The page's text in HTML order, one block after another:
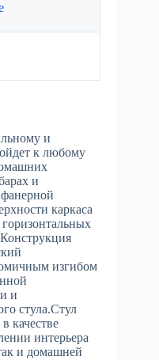
и
к любому
и
каркаса
изгибом
и
стула.Стул
качестве
интерьера
и домашней